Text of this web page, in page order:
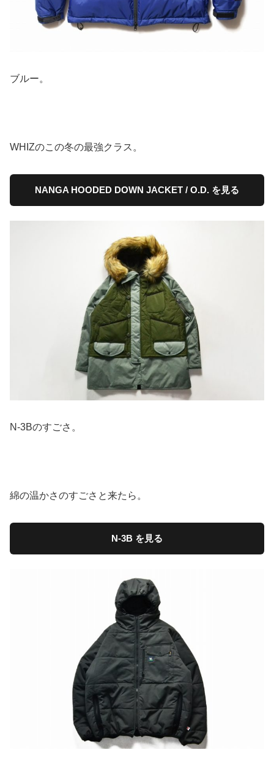
ブルー。
WHIZのこの冬の最強クラス。
NANGA HOODED DOWN JACKET / O.D. を見る
N-3Bのすごさ。
綿の温かさのすごさと来たら。
N-3B を見る